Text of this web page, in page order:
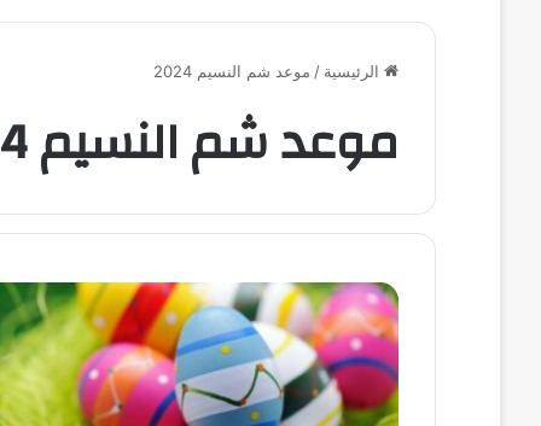
الرئيسية / موعد شم النسيم 2024
موعد شم النسيم 2024